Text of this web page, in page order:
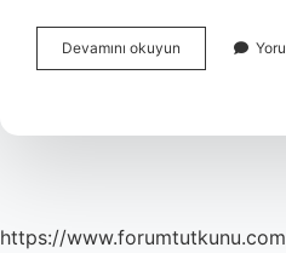
Devamını okuyun
Öğesi
https://www.forumtutkunu.com